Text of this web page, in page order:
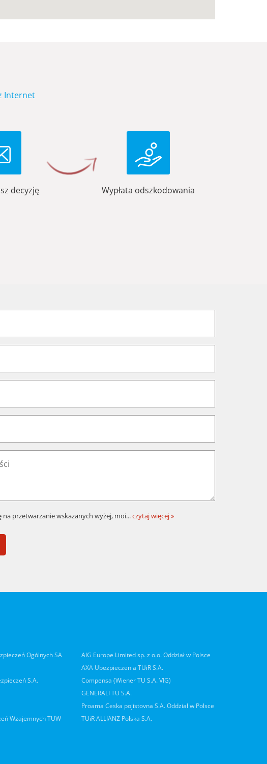
Internet
decyzję Wypłata odszkodowania
na przetwarzanie wskazanych wyżej, moi...czytaj więcej »
Ogólnych SA
S.A.
Wzajemnych TUW
AIG Europe Limited sp. z o.o. Oddział w Polsce
AXA Ubezpieczenia TUiR S.A.
Compensa (Wiener TU S.A. VIG)
GENERALI TU S.A.
Proama Ceska pojistovna S.A. Oddział w Polsce
TUiR ALLIANZ Polska S.A.